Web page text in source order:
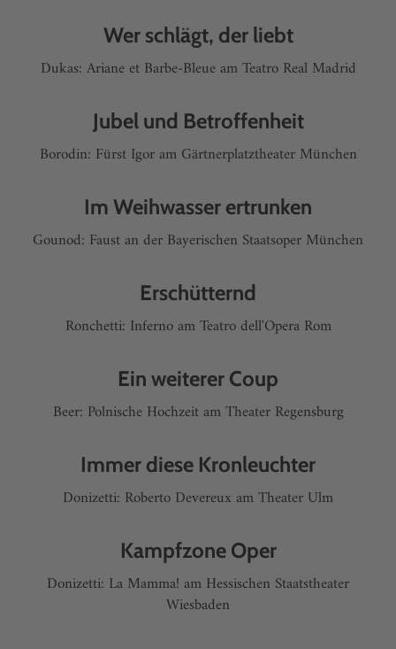
Wer schlägt, der liebt
Dukas: Ariane et Barbe-Bleue am Teatro Real Madrid
Jubel und Betroffenheit
Borodin: Fürst Igor am Gärtnerplatztheater München
Im Weihwasser ertrunken
Gounod: Faust an der Bayerischen Staatsoper München
Erschütternd
Ronchetti: Inferno am Teatro dell'Opera Rom
Ein weiterer Coup
Beer: Polnische Hochzeit am Theater Regensburg
Immer diese Kronleuchter
Donizetti: Roberto Devereux am Theater Ulm
Kampfzone Oper
Donizetti: La Mamma! am Hessischen Staatstheater
Wiesbaden